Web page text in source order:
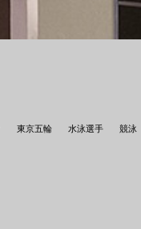
東京五輪 水泳選手 競泳